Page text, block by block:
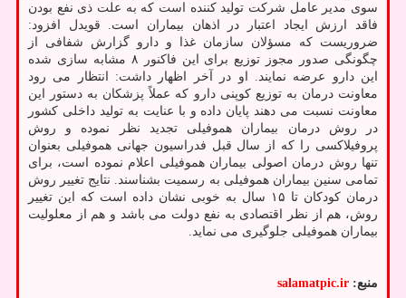
سوی مدیر عامل شرکت تولید کننده است که به علت ذی نفع بودن
فاقد ارزش ایجاد اعتبار در اذهان بیماران است. قویدل افزود:
ضروریست که مسؤلان سازمان غذا و دارو گزارش شفافی از
چگونگی صدور مجوز توزیع برای این فاکنور ۸ مشابه سازی شده
این دارو عرضه نمایند. او در آخر اظهار داشت: انتظار می رود
معاونت درمان به توزیع کوپنی دارو که عملاً پزشکان به دستور این
معاونت نسبت می دهند پایان داده و با عنایت به تولید داخلی کشور
در روش درمان بیماران هموفیلی تجدید نظر نموده و روش
پروفیلاکسی را که از سال قبل فدراسیون جهانی هموفیلی بعنوان
تنها روش درمان اصولی بیماران هموفیلی اعلام نموده است، برای
تمامی سنین بیماران هموفیلی به رسمیت بشناسند. نتایج تغییر روش
درمان کودکان تا ۱۵ سال به خوبی نشان داده است که این تغییر
روش، هم از نظر اقتصادی به نفع دولت می باشد و هم از معلولیت
بیماران هموفیلی جلوگیری می نماید.
منبع: salamatpic.ir